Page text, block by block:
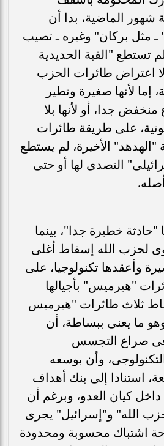
شهور الماضية، بدا أن
مثل بركان" وغيره ـ تصيب
تستطع "القبة الحديدية
اعتراض طائرات الحزب
إما لأنها صغيرة وتطير
منخفض جدا، أو لأنها بلا
على طريقة طائرات
الأخيرة، لم يستطع
التصدى لها أو حتى
خطيرة جدا"، بينما
لحزب الله إسقاط أغلى
وأعقدها تكنولوجيا، على
"هيرميس" بأجيالها
ثلاث طائرات "هيرميس
وهو ما يعنى ببساطة، أن
صراع التجسس
وأن بوسعه
استنادا إلى بنك أهداف
داخل كيان العدو، وبرغم أن
الله" و"إسرائيل" يجرى
اشتباك محسوبة ومحدودة